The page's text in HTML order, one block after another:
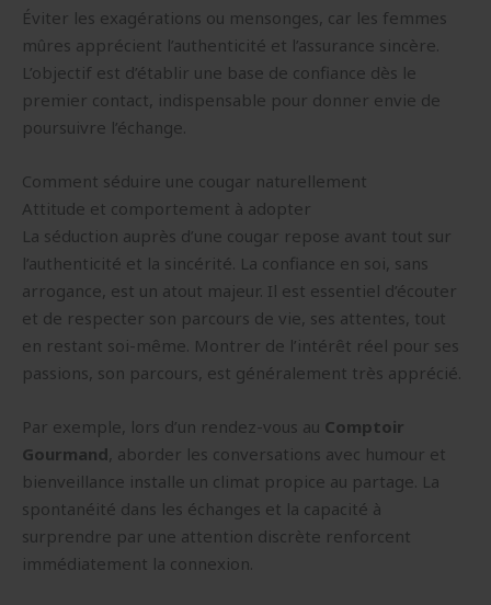
Éviter les exagérations ou mensonges, car les femmes
mûres apprécient l’authenticité et l’assurance sincère.
L’objectif est d’établir une base de confiance dès le
premier contact, indispensable pour donner envie de
poursuivre l’échange.
Comment séduire une cougar naturellement
Attitude et comportement à adopter
La séduction auprès d’une cougar repose avant tout sur
l’authenticité et la sincérité. La confiance en soi, sans
arrogance, est un atout majeur. Il est essentiel d’écouter
et de respecter son parcours de vie, ses attentes, tout
en restant soi-même. Montrer de l’intérêt réel pour ses
passions, son parcours, est généralement très apprécié.
Par exemple, lors d’un rendez-vous au Comptoir
Gourmand, aborder les conversations avec humour et
bienveillance installe un climat propice au partage. La
spontanéité dans les échanges et la capacité à
surprendre par une attention discrète renforcent
immédiatement la connexion.